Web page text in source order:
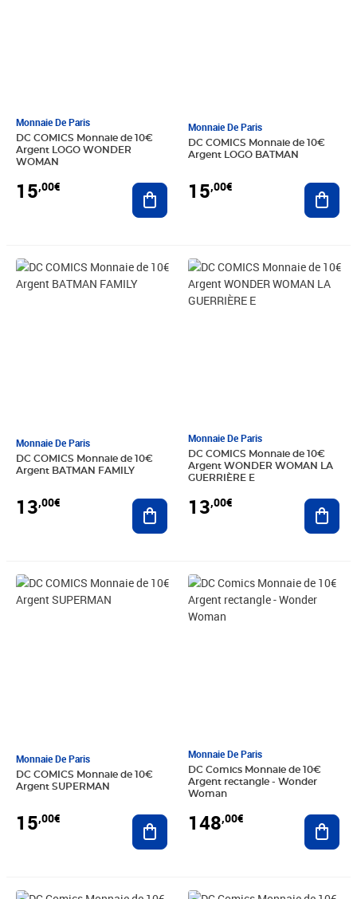
Monnaie De Paris
DC COMICS Monnaie de 10€
Argent LOGO WONDER
WOMAN
15,00€ Ajouter au panier
Monnaie De Paris
DC COMICS Monnaie de 10€
Argent LOGO BATMAN
15,00€
Monnaie De Paris
DC COMICS Monnaie de 10€
Argent BATMAN FAMILY
13,00€
Prix 13,00€
Ajouter au panier
Monnaie De Paris
DC COMICS Monnaie de 10€
Argent WONDER WOMAN LA
GUERRIÈRE E
13,00€
Prix 13,00€
Monnaie De Paris
DC COMICS Monnaie de 10€
Argent SUPERMAN
15,00€
Prix 15,00€
Ajouter au panier
Monnaie De Paris
DC Comics Monnaie de 10€
Argent rectangle - Wonder
Woman
148,00€
Prix 148,00€